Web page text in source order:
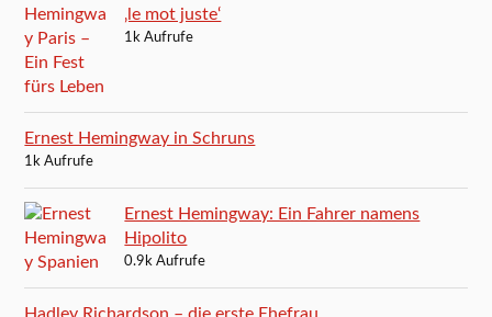
‚le mot juste‘
1k Aufrufe
Ernest Hemingway in Schruns
1k Aufrufe
Ernest Hemingway: Ein Fahrer namens
Hipolito
0.9k Aufrufe